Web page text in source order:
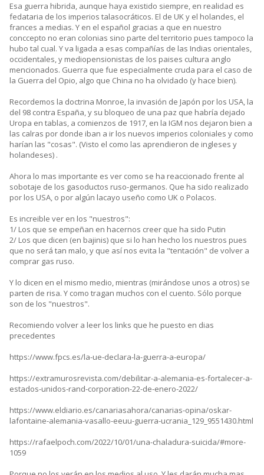
Esa guerra hibrida, aunque haya existido siempre, en realidad es
fedataria de los imperios talasocráticos. El de UK y el holandes, el
frances a medias. Y en el español gracias a que en nuestro
conccepto no eran colonias sino parte del territorio pues tampoco la
hubo tal cual. Y va ligada a esas compañías de las Indias orientales,
occidentales, y mediopensionistas de los paises cultura anglo
mencionados. Guerra que fue especialmente cruda para el caso de
la Guerra del Opio, algo que China no ha olvidado (y hace bien).
Recordemos la doctrina Monroe, la invasión de Japón por los USA, la
del 98 contra España, y su bloqueo de una paz que habría dejado
Uropa en tablas, a comienzos de 1917, en la IGM nos dejaron bien a
las calras por donde iban a ir los nuevos imperios coloniales y como
harían las "cosas". (Visto el como las aprendieron de ingleses y
holandeses) .
Ahora lo mas importante es ver como se ha reaccionado frente al
sobotaje de los gasoductos ruso-germanos. Que ha sido realizado
por los USA, o por algún lacayo useño como UK o Polacos.
Es increible ver en los "nuestros":
1/ Los que se empeñan en hacernos creer que ha sido Putin
2/ Los que dicen (en bajinis) que si lo han hecho los nuestros pues
que no será tan malo, y que así nos evita la "tentación" de volver a
comprar gas ruso.
Y lo dicen en el mismo medio, mientras (mirándose unos a otros) se
parten de risa. Y como tragan muchos con el cuento. Sólo porque
son de los "nuestros".
Recomiendo volver a leer los links que he puesto en dias
precedentes
https://www.fpcs.es/la-ue-declara-la-guerra-a-europa/
https://extramurosrevista.com/debilitar-a-alemania-es-fortalecer-a-
estados-unidos-rand-corporation-22-de-enero-2022/
https://www.eldiario.es/canariasahora/canarias-opina/oskar-
lafontaine-alemania-vasallo-eeuu-guerra-ucrania_129_9551430.html
https://rafaelpoch.com/2022/10/01/una-chaladura-suicida/#more-
1059